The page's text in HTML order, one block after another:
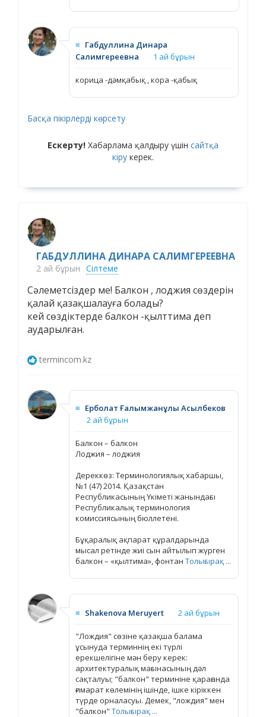
≡ Габдуллина Динара
Салимгереевна
1 ай бұрын
корица -дәмқабық , кора -қабық
Басқа пікірлерді көрсету
Ескерту! Хабарлама қалдыру үшін сайтқа
кіру керек.
ГАБДУЛЛИНА ДИНАРА САЛИМГЕРЕЕВНА
2 ай бұрын Сілтеме
Cәлеметсіздер ме! Балкон , лоджия сөздерін
қалай қазақшалауға болады?
кей сөздіктерде балкон -қылттима деп
аударылған.
termincom.kz
≡ Ерболат Ғалымжанұлы Асылбеков
2 ай бұрын
Балкон – балкон
Лоджия – лоджия
Дереккөз: Терминологиялық хабаршы,
№1 (47) 2014. Қазақстан
Республикасының Үкіметі жанындағы
Республикалық терминология
комиссиясының бюллетені.
Бұқаралық ақпарат құралдарында
мысал ретінде жиі сын айтылып жүрген
балкон – «қылтима», фонтан Толығырақ ...
≡ Shakenova Meruyert 2 ай бұрын
"Лождия" сөзіне қазақша балама
ұсынуда терминнің екі түрлі
ерекшелігіне мән беру керек:
архитектуралық мағынасының дәл
сақталуы; "балкон" терминіне қарағанда
ғимарат көлемінің ішінде, ішке кіріккен
түрде орналасуы. Демек, "лождия" мен
"балкон" Толығырақ ...